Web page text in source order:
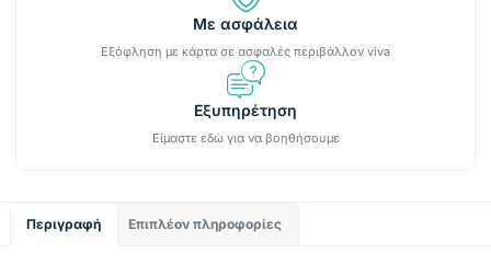
Με ασφάλεια
Εξόφληση με κάρτα σε ασφαλές περιβάλλον viva
Εξυπηρέτηση
Είμαστε εδώ για να βοηθήσουμε
Περιγραφή Επιπλέον πληροφορίες